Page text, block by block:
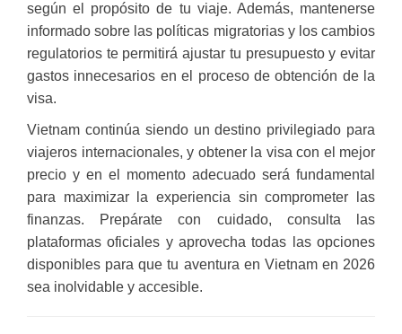
según el propósito de tu viaje. Además, mantenerse
informado sobre las políticas migratorias y los cambios
regulatorios te permitirá ajustar tu presupuesto y evitar
gastos innecesarios en el proceso de obtención de la
visa.
Vietnam continúa siendo un destino privilegiado para
viajeros internacionales, y obtener la visa con el mejor
precio y en el momento adecuado será fundamental
para maximizar la experiencia sin comprometer las
finanzas. Prepárate con cuidado, consulta las
plataformas oficiales y aprovecha todas las opciones
disponibles para que tu aventura en Vietnam en 2026
sea inolvidable y accesible.